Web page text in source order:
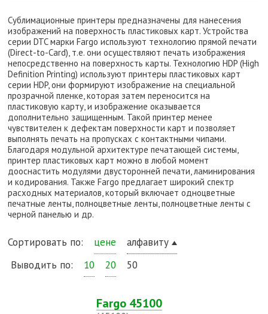
Сублимационные принтеры предназначены для нанесения
изображений на поверхность пластиковых карт. Устройства
серии DTC марки Fargo используют технологию прямой печати
(Direct-to-Card), т.е. они осуществляют печать изображения
непосредственно на поверхность карты. Технологию HDP (High
Definition Printing) используют принтеры пластиковых карт
серии HDP, они формируют изображение на специальной
прозрачной пленке, которая затем переносится на
пластиковую карту, и изображение оказывается
дополнительно защищенным. Такой принтер менее
чувствителен к дефектам поверхности карт и позволяет
выполнять печать на пропусках с контактными чипами.
Благодаря модульной архитектуре печатающей системы,
принтер пластиковых карт можно в любой момент
дооснастить модулями двусторонней печати, ламинирования
и кодирования. Также Fargo предлагает широкий спектр
расходных материалов, который включает одноцветные
печатные ленты, полноцветные ленты, полноцветные ленты с
черной панелью и др.
Сортировать по: цене
алфавиту
Выводить по:
10 20 50
Fargo 45100